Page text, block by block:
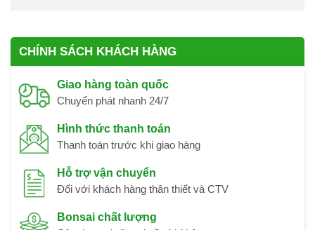
CHÍNH SÁCH KHÁCH HÀNG
Giao hàng toàn quốc
Chuyển phát nhanh 24/7
Hình thức thanh toán
Thanh toán trước khi giao hàng
Hỗ trợ vận chuyển
Đối với khách hàng thân thiết và CTV
Bonsai chất lượng